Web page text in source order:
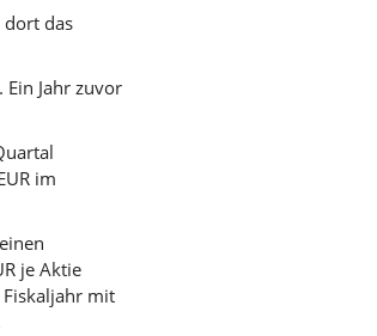
das
Jahr zuvor
im
je Aktie
mit